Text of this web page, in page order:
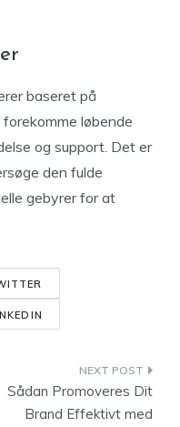
baseret på
løbende
og support. Det er
den fulde
gebyrer for at
Sådan Promoveres Dit
Brand Effektivt med